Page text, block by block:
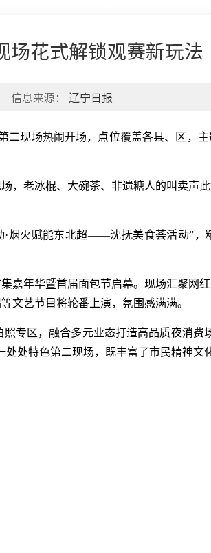
花式解锁观赛新玩法
信息来源： 辽宁日报
现场热闹开场，点位覆盖各县、区，
老冰棍、大碗茶、非遗糖人的叫卖声
火赋能东北超——沈抚美食荟活动”，
年华暨首届面包节启幕。现场汇聚网
文艺节目将轮番上演，氛围感满满。
区，融合多元业态打造高品质夜消费
特色第二现场，既丰富了市民精神文